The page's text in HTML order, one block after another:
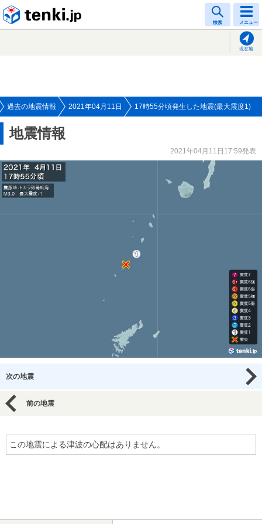
検索 メニュー
現在地
過去の地震情報 2021年04月11日 17時55分頃発生した地震(最大震度1)
地震情報
2021年04月11日17:59発表
次の地震
前の地震
この地震による津波の心配はありません。